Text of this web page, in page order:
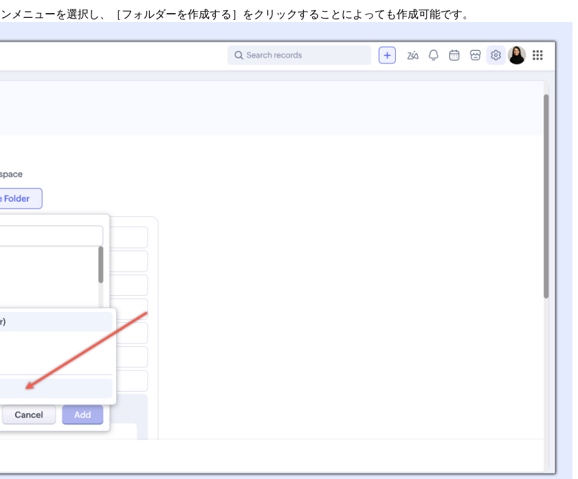
ニューを選択し、［フォルダーを作成する］をクリックすることによっても作成可能です。